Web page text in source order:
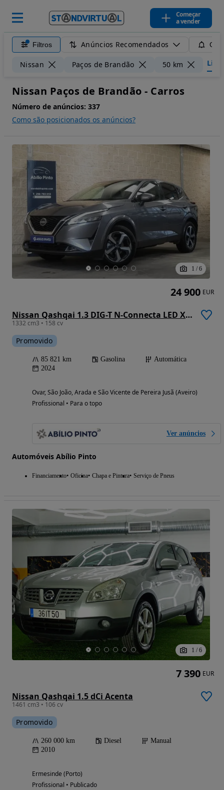
Começar
a vender
Filtros Anúncios Recomendados
Nissan Paços de Brandão 50 km
Nissan Paços de Brandão - Carros
Número de anúncios: 337
Como são posicionados os anúncios?
1 / 6
Nissan Qashqai 1.3 DIG-T N-Connecta LED Xtronic
1332 cm3 • 158 cv
Promovido
85 821 km Gasolina
Automática
2024
Ovar, São João, Arada e São Vicente de Pereira Jusã (Aveiro)
Profissional • Para o topo
Ver anúncios
Automóveis Abílio Pinto
Financiamento Oficina Chapa e Pintura Serviço de Pneus
24 900 EUR
1 / 6
Nissan Qashqai 1.5 dCi Acenta
1461 cm3 • 106 cv
Promovido
260 000 km Diesel
Manual
2010
Ermesinde (Porto)
Profissional • Publicado
7 390 EUR